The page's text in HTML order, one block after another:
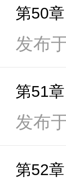
第50
发布
第51
发布
第52